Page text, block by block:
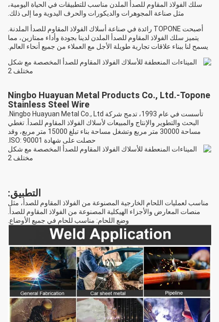
سلك الفولاذ المقاوم للصدأ الملدن مناسب للتطبيقات في الحياة اليومية،
مثل صناعة المجوهرات والديكورات والحرف اليدوية وما إلى ذلك.
أصبحت TOPONE رائدة في صناعة أسلاك الفولاذ المقاوم للصدأ الملدنة.
يتميز سلك الفولاذ المقاوم للصدأ الملدن لدينا بجودة وأداء ممتازين، مما
يسمح لنا ببناء علاقات تجارية طويلة الأجل مع العملاء من جميع أنحاء العالم.
Ningbo Huayuan Metal Products Co., Ltd.-Topone
Stainless Steel Wire
البحث والتطوير والإنتاج والمبيعات لأسلاك الفولاذ المقاوم للصدأ. تغطي
مساحة 30000 متر مربع وتشغل مساحة بناء تبلغ 15000 متر مربع، وقد
حصلت على شهادة ISO: 90001.
التطبيق:
مناسب لعمليات اللحام الخارجية المصنوعة من الفولاذ المقاوم للصدأ، مثل
منصات المعارض والأجزاء الهيكلية المصنوعة من الفولاذ المقاوم للصدأ.
وضع اللحام: مناسب للحام في جميع الأوضاع.